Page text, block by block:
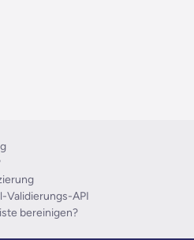
Validierungs-API
bereinigen?